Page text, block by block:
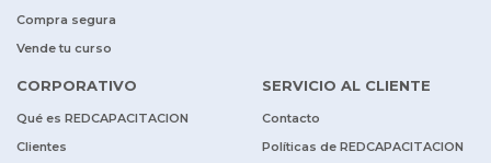
Compra segura
Vende tu curso
CORPORATIVO
Qué es REDCAPACITACION
Clientes
SERVICIO AL CLIENTE
Contacto
Políticas de REDCAPACITACION